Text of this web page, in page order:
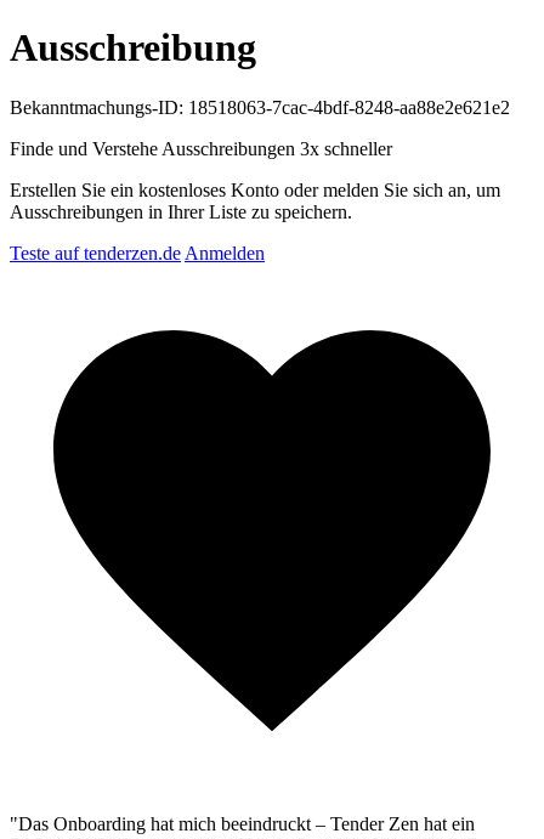
Ausschreibung
Bekanntmachungs-ID: 18518063-7cac-4bdf-8248-aa88e2e621e2
Finde und Verstehe Ausschreibungen 3x schneller
Erstellen Sie ein kostenloses Konto oder melden Sie sich an, um
Ausschreibungen in Ihrer Liste zu speichern.
Teste auf tenderzen.de Anmelden
"Das Onboarding hat mich beeindruckt – Tender Zen hat ein